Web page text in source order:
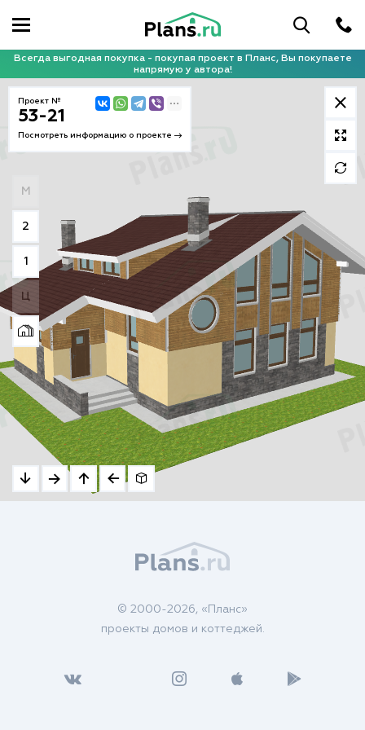
Всегда выгодная покупка - покупая проект в Планс, Вы покупаете
напрямую у автора!
Проект №
53-21
Посмотреть информацию о проекте
М
2
1
Ц
© 2000-2026, «Планс»
проекты домов и коттеджей.